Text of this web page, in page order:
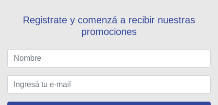
Registrate y comenzá a recibir nuestras
promociones